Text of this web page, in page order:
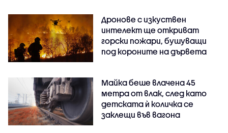
Дронове с изкуствен
интелект ще откриват
горски пожари, бушуващи
под короните на дървета
Майка беше влачена 45
метра от влак, след като
детската ѝ количка се
заклещи във вагона